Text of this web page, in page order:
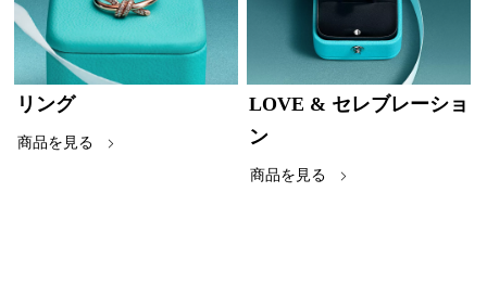
リング
商品を見る
LOVE & セレブレーショ
ン
商品を見る